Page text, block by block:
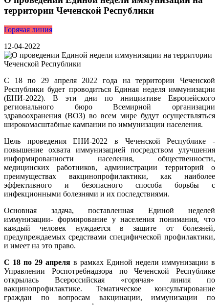
территории Чеченской Республики
Горячая линия
12-04-2022
С 18 по 29 апреля 2022 года на территории Чеченской
Республики будет проводиться Единая неделя иммунизации
(ЕНИ-2022). В эти дни по инициативе Европейского
регионального бюро Всемирной организации
здравоохранения (ВОЗ) во всем мире будут осуществляться
широкомасштабные кампании по иммунизации населения.
Цель проведения ЕНИ-2022 в Чеченской Республике -
повышение охвата иммунизацией посредством улучшения
информированности населения, общественности,
медицинских работников, администрации территорий о
преимуществах вакцинопрофилактики, как наиболее
эффективного и безопасного способа борьбы с
инфекционными болезнями и их последствиями.
Основная задача, поставленная Единой неделей
иммунизации- формирование у населения понимания, что
каждый человек нуждается в защите от болезней,
предупреждаемых средствами специфической профилактики,
и имеет на это право.
С 18 по 29 апреля в рамках Единой недели иммунизации в
Управлении Роспотребнадзора по Чеченской Республике
открылась Всероссийская «горячая» линия по
вакцинопрофилактике. Тематическое консультирование
граждан по вопросам вакцинации, иммунизации по